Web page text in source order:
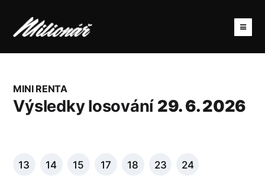
MINI RENTA
Výsledky losování 29. 6. 2026
13 14 15 17 18 23 24